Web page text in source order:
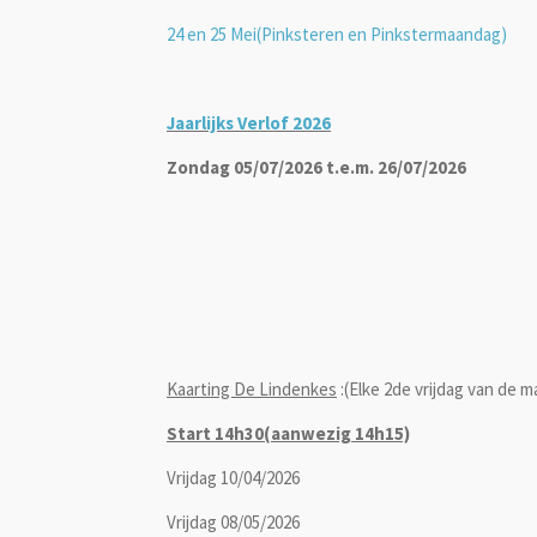
24 en 25 Mei(Pinksteren en Pinkstermaandag)
Jaarlijks Verlof 2026
Zondag 05/07/2026 t.e.m. 26/07/2026
Kaarting De Lindenkes :(Elke 2de vrijdag van de
Start 14h30(aanwezig 14h15)
Vrijdag 10/04/2026
Vrijdag 08/05/2026